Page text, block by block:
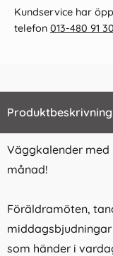
Kundservice har
telefon 013-480 91 30
Produktbeskrivning
Väggkalender
månad!
Föräldramöten,
som händer i